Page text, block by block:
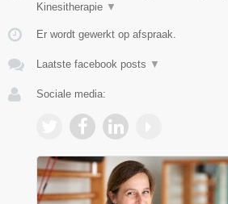
Kinesitherapie ▼
Er wordt gewerkt op afspraak.
Laatste facebook posts ▼
Sociale media: